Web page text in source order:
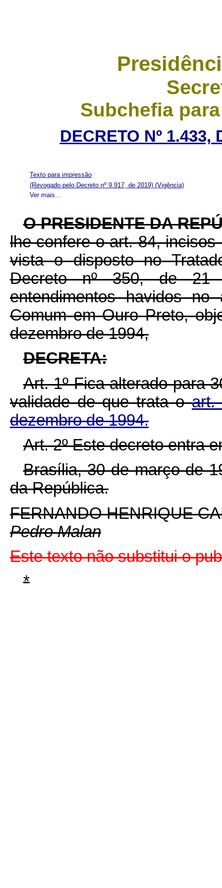
Subchefia
DECRETO Nº 1.433,
Texto para impressão
Ver mais...
(Revogado pelo Decreto nº 9.917, de 2019) (Vigência)
O PRESIDENTE DA
lhe confere o art. 84,
vista o disposto no
Decreto nº 350, de
entendimentos havidos
Comum em Ouro Preto,
dezembro de 1994,
DECRETA:
Art. 1º Fica alterado para
validade de que trata oart.
dezembro de 1994.
Art. 2º Este decreto entra
Brasília, 30 de março de
da República.
FERNANDO HENRIQUE
Pedro Malan
Este texto não substitui o
*